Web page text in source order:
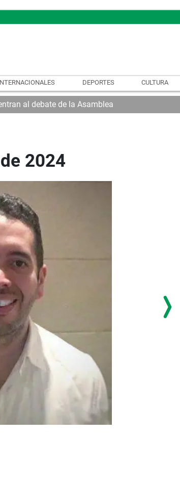
DEPORTES CULTURA
al debate de la Asamblea
2024